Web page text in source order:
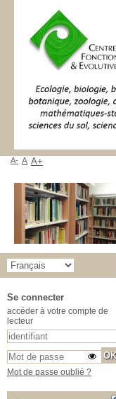
A- A A+
Se connecter
accéder à votre compte de
lecteur
Mot de passe oublié ?